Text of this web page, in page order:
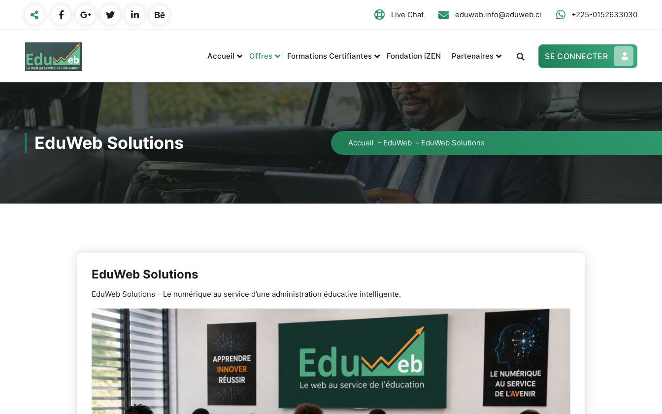
Live Chat eduweb.info@eduweb.ci +225-0152633030
Accueil Offres Formations Certifiantes Fondation iZEN Partenaires SE CONNECTER
EduWeb Solutions Accueil - EduWeb - EduWeb Solutions
EduWeb Solutions
EduWeb Solutions – Le numérique au service d’une administration éducative intelligente.